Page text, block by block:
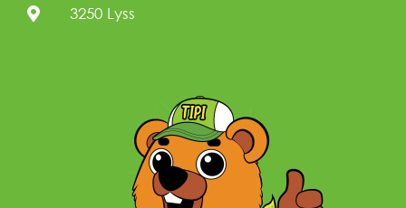
3250 Lyss